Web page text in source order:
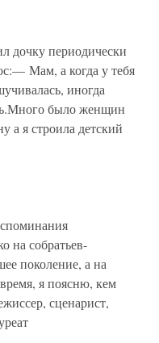
дочку периодически
Мам, а когда у тебя
иногда
было женщин
а я строила детский
на собратьев-
поколение, а на
я поясню, кем
сценарист,